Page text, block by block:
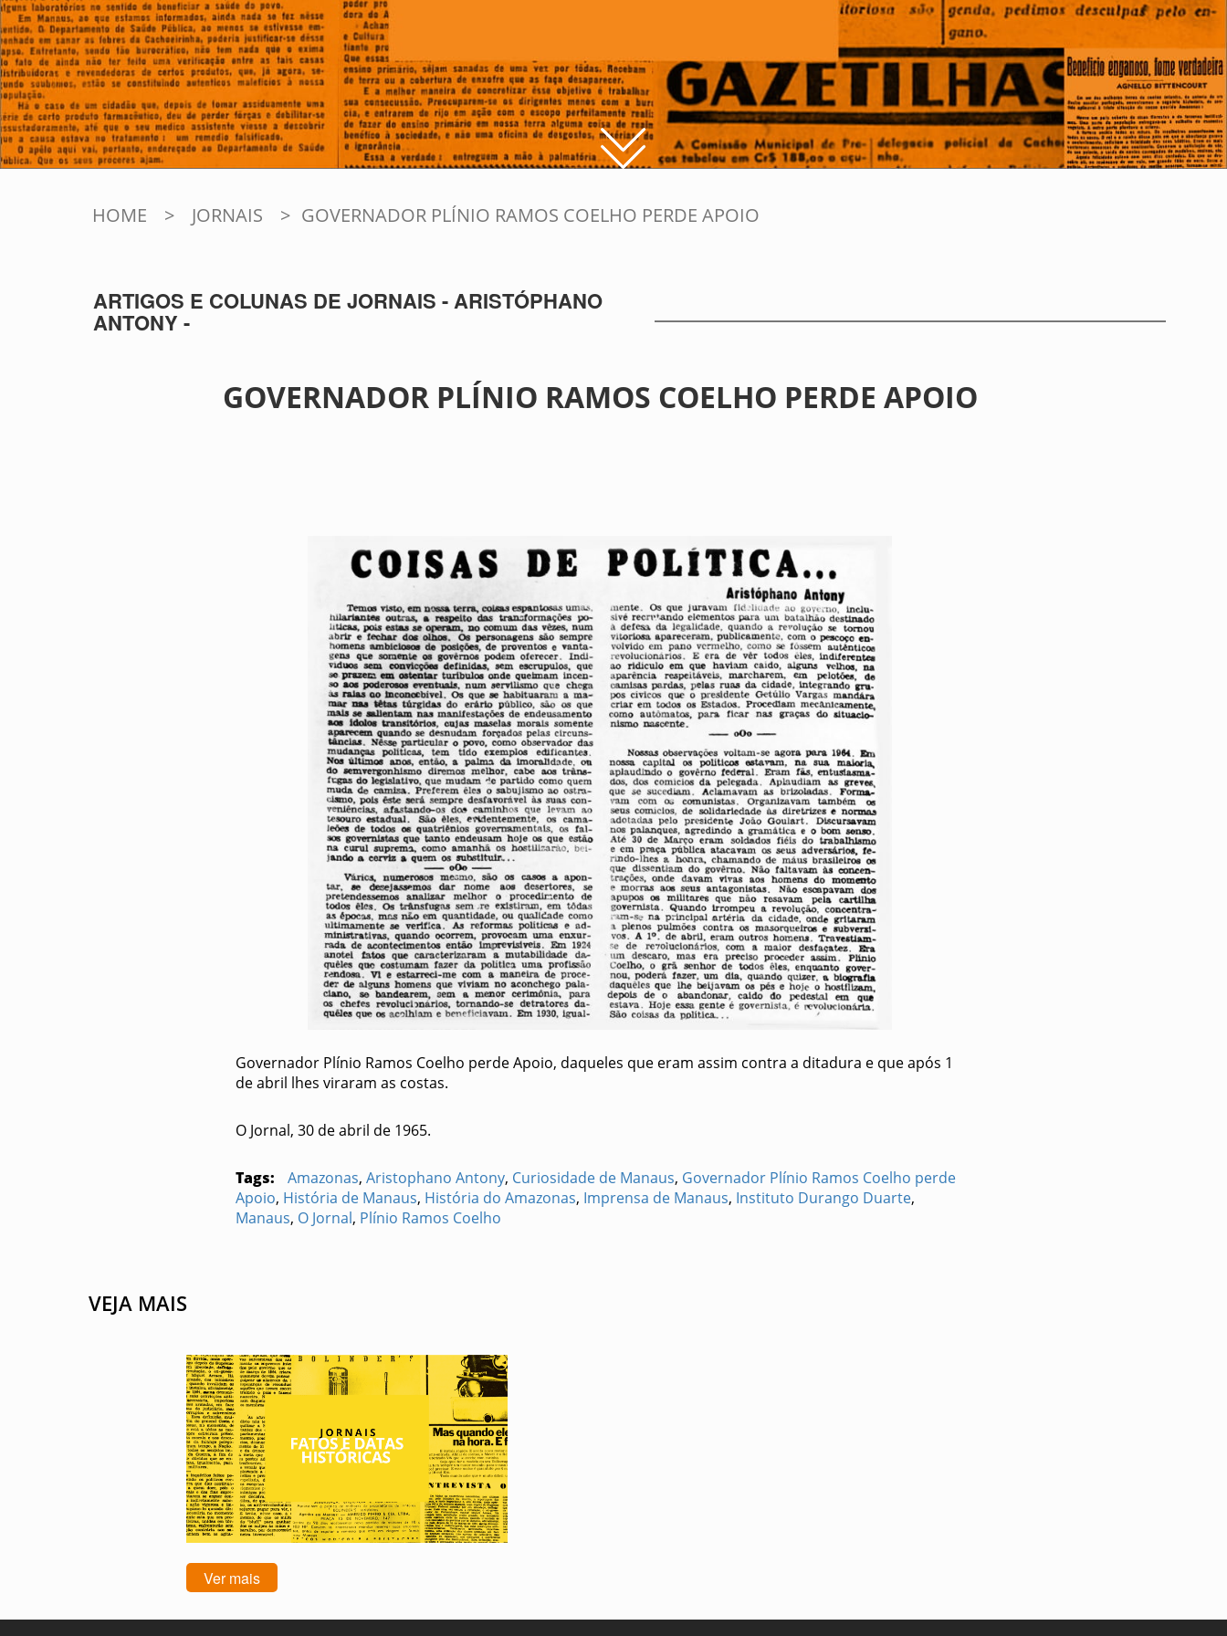
HOME > JORNAIS > GOVERNADOR PLÍNIO RAMOS COELHO PERDE APOIO
ARTIGOS E COLUNAS DE JORNAIS - ARISTÓPHANO
ANTONY -
GOVERNADOR PLÍNIO RAMOS COELHO PERDE APOIO
Governador Plínio Ramos Coelho perde Apoio, daqueles que eram assim contra a ditadura e que após 1
de abril lhes viraram as costas.
O Jornal, 30 de abril de 1965.
Tags: Amazonas, Aristophano Antony, Curiosidade de Manaus, Governador Plínio Ramos Coelho perde
Apoio, História de Manaus, História do Amazonas, Imprensa de Manaus, Instituto Durango Duarte,
Manaus, O Jornal, Plínio Ramos Coelho
VEJA MAIS
Ver mais